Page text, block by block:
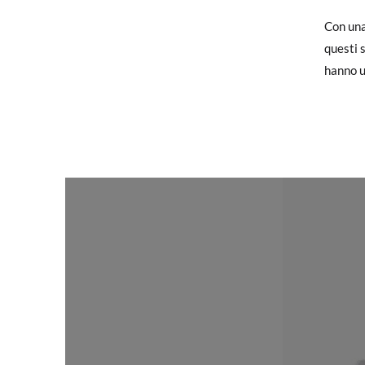
Con
questi
hanno
Se
verrà